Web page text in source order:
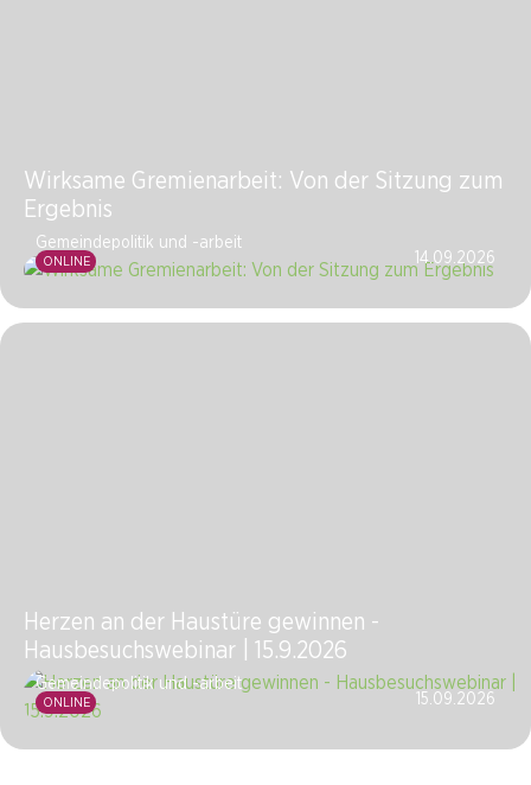
Wirksame Gremienarbeit: Von der Sitzung zum
Ergebnis
Gemeindepolitik und -arbeit
ONLINE 14.09.2026
Herzen an der Haustüre gewinnen -
Hausbesuchswebinar | 15.9.2026
Gemeindepolitik und -arbeit
ONLINE 15.09.2026